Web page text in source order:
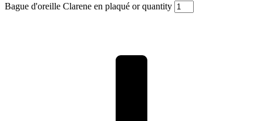
Bague d'oreille Clarene en plaqué or quantity